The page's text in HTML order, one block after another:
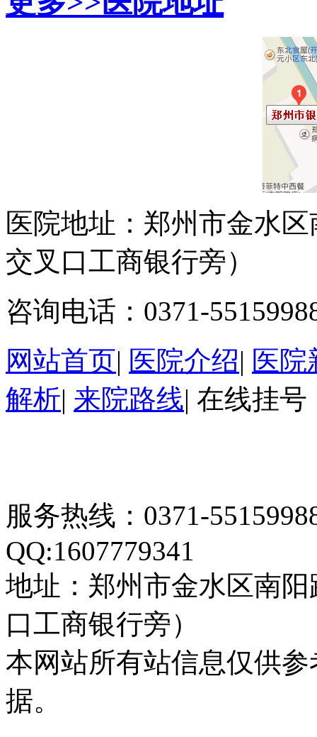
医院地址：郑州市金水
交叉口工商银行旁）
咨询电话：0371-
网站首页| 医院介绍| 医院
解析| 来院路线| 在线挂号
服务热线：0371-
QQ:1607779341
地址：郑州市金水区南
口工商银行旁）
本网站所有站信息仅供
据。